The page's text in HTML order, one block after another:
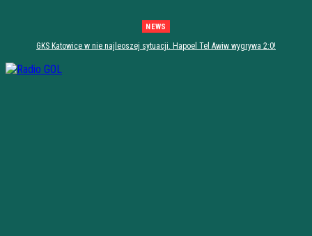
NEWS
GKS Katowice w nie najleoszej sytuacji. Hapoel Tel Awiw wygrywa 2:0!